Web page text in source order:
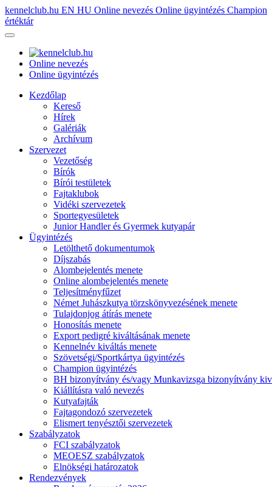
kennelclub.hu EN HU Online nevezés Online ügyintézés Champion
értéktár
Online nevezés
Online ügyintézés
Kezdőlap
Kereső
Hírek
Galériák
Archívum
Szervezet
Vezetőség
Bírók
Bírói testületek
Fajtaklubok
Vidéki szervezetek
Sportegyesületek
Junior Handler és Gyermek kutyapár
Ügyintézés
Letölthető dokumentumok
Díjszabás
Alombejelentés menete
Online alombejelentés menete
Teljesítményfűzet
Német Juhászkutya törzskönyvezésének menete
Tulajdonjog átírás menete
Honosítás menete
Export pedigré kiváltásának menete
Kennelnév kiváltás menete
Szövetségi/Sportkártya ügyintézés
Champion ügyintézés
BH bizonyítvány és/vagy Munkavizsga bizonyítvány
Kiállításra való nevezés
Kutyafajták
Fajtagondozó szervezetek
Elismert tenyésztői szervezetek
Szabályzatok
FCI szabályzatok
MEOESZ szabályzatok
Elnökségi határozatok
Rendezvények